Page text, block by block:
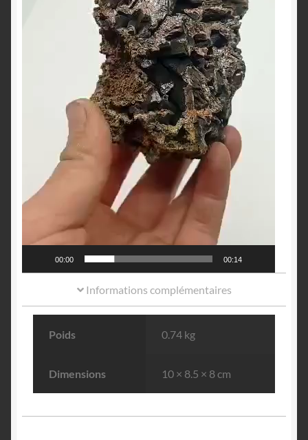
00:00 00:14
Informations complémentaires
Poids 0.74 kg
Dimensions 10 × 8.5 × 8 cm